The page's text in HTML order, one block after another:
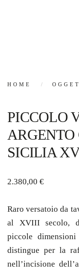
HOME
PICCOLO
SICILIA
2.380,00 €
Raro versatoio da
al XVIII secolo,
piccole
distingue per la
nell’incisione